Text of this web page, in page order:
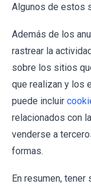
Algunos de estos
Además de los
rastrear la
sobre los sitios
que realizan y los
puede incluir
relacionados con
venderse a
formas.
En resumen,